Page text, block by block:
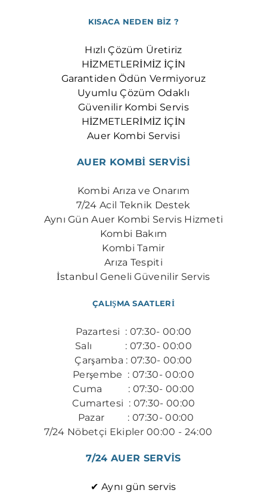
KISACA NEDEN BİZ ?
Hızlı Çözüm Üretiriz
HİZMETLERİMİZ İÇİN
Garantiden Ödün Vermiyoruz
Uyumlu Çözüm Odaklı
Güvenilir Kombi Servis
HİZMETLERİMİZ İÇİN
Auer Kombi Servisi
AUER KOMBİ SERVİSİ
Kombi Arıza ve Onarım
7/24 Acil Teknik Destek
​Aynı Gün Auer Kombi Servis Hizmeti
Kombi Bakım
Kombi Tamir
Arıza Tespiti
İstanbul Geneli Güvenilir Servis
ÇALIŞMA SAATLERİ
Pazartesi : 07:30- 00:00
Salı : 07:30- 00:00
Çarşamba : 07:30- 00:00
Perşembe : 07:30- 00:00
​Cuma : 07:30- 00:00
Cumartesi : 07:30- 00:00
Pazar : 07:30- 00:00
7/24 Nöbetçi Ekipler 00:00 - 24:00
7/24 AUER SERVİS
✔ Aynı gün servis
ZINCIRLIKUYU AUER SERVISI